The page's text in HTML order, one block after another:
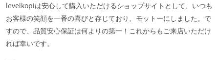
levelkopiは安心して購入いただけるショップサイトとして、いつも
お客様の笑顔を一番の喜びと存じており、モットーにしました。で
すので、品質安心保証は何よりの第一！これからもご来店いただけ
れば幸いです。